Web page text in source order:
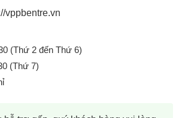
vppbentre.vn
(Thứ 2 đến Thứ 6)
(Thứ 7)